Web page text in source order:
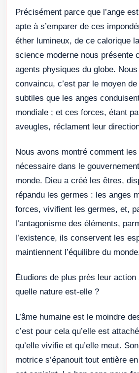
Précisément parce que l’ange
apte à s’emparer de ces
éther lumineux, de ce calorique
science moderne nous présente
agents physiques du globe.
convaincu, c’est par le moyen
subtiles que les anges
mondiale ; et ces forces, étant
aveugles, réclament leur
Nous avons montré comment
nécessaire dans le
monde. Dieu a créé les êtres,
répandu les germes : les anges
forces, vivifient les germes, et,
l’antagonisme des éléments,
l’existence, ils conservent les
maintiennent l’équilibre du
Étudions de plus près leur
quelle nature est-elle ?
L’âme humaine est le moindre
c’est pour cela qu’elle est
qu’elle vivifie et qu’elle meut.
motrice s’épanouit tout entière